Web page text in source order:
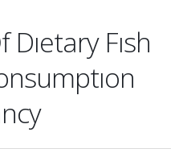
Fısh